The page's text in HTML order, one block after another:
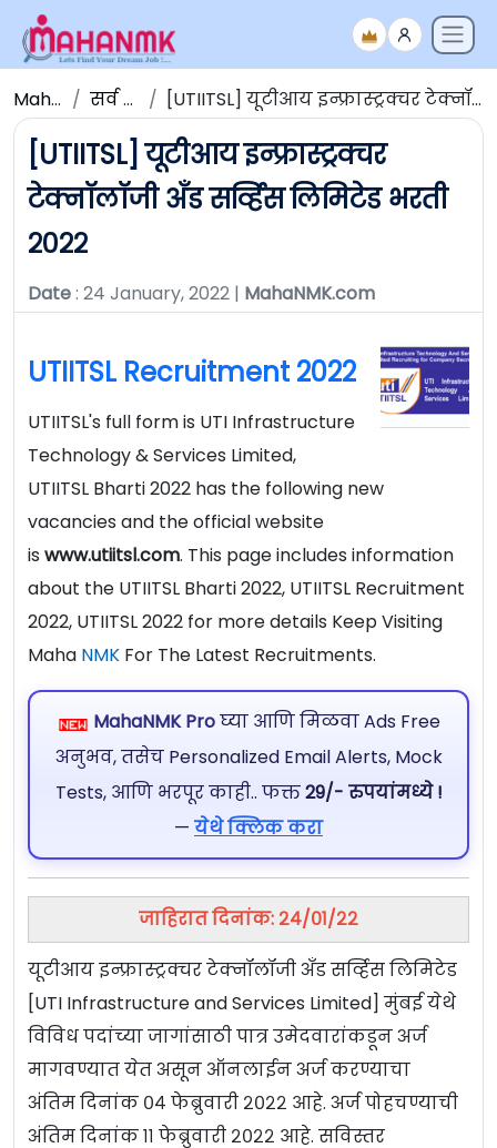
Maha NMK सर्व जाहिराती [UTIITSL] यूटीआय इन्फ्रास्ट्रक्चर टेक्नॉलॉजी अँड सर्व्हिस लिमिटेड भरती २०२२
[UTIITSL] यूटीआय इन्फ्रास्ट्रक्चर
टेक्नॉलॉजी अँड सर्व्हिस लिमिटेड भरती
२०२२
Date: 24 January, 2022 | MahaNMK.com
UTIITSL Recruitment 2022
UTIITSL's full form is UTI Infrastructure
Technology & Services Limited,
UTIITSL Bharti 2022 has the following new
vacancies and the official website
is www.utiitsl.com. This page includes information
about the UTIITSL Bharti 2022, UTIITSL Recruitment
2022, UTIITSL 2022 for more details Keep Visiting
Maha NMK For The Latest Recruitments.
MahaNMK Proघ्या आणि मिळवा Ads Free
अनुभव, तसेच Personalized Email Alerts, Mock
Tests, आणि भरपूर काही.. फक्त29/- रुपयांमध्ये !
— येथे क्लिक करा
जाहिरात दिनांक: २४/०१/२२
यूटीआय इन्फ्रास्ट्रक्चर टेक्नॉलॉजी अँड सर्व्हिस लिमिटेड
[UTI Infrastructure and Services Limited] मुंबई येथे
विविध पदांच्या जागांसाठी पात्र उमेदवारांकडून अर्ज
मागवण्यात येत असून ऑनलाईन अर्ज करण्याचा
अंतिम दिनांक ०४ फेब्रुवारी २०२२ आहे. अर्ज पोहचण्याची
अंतिम दिनांक ११ फेब्रुवारी २०२२ आहे. सविस्तर